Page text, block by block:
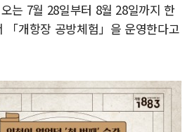
는 7월 28일부터 8월 28일까지 한
「개항장 공방체험」을 운영한다고